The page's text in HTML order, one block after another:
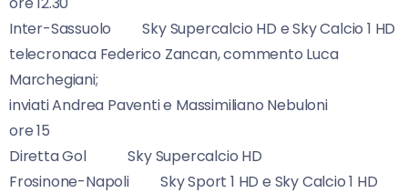
Inter-Sassuolo Sky Supercalcio HD e Sky Calcio 1 HD
telecronaca Federico Zancan, commento Luca
Marchegiani;
inviati Andrea Paventi e Massimiliano Nebuloni
ore 15
Diretta Gol Sky Supercalcio HD
Frosinone-Napoli Sky Sport 1 HD e Sky Calcio 1 HD